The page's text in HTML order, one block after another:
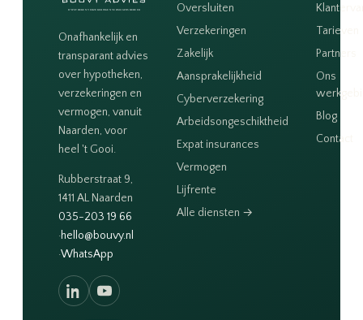
Onafhankelijk en
transparant advies
over hypotheken,
verzekeringen en
vermogen, vanuit
Naarden, voor
heel 't Gooi.
Rubberstraat 9,
1411 AL Naarden
035-203 19 66
·hello@bouvy.nl
·WhatsApp
Oversluiten
Verzekeringen
Zakelijk
Aansprakelijkheid
Cyberverzekering
Arbeidsongeschiktheid
Expat insurances
Vermogen
Lijfrente
Alle diensten →
Tarieven
Partners
Ons
Blog
Contact